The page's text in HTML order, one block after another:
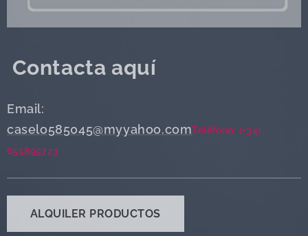
Contacta aquí
Email:
caselo585045@myyahoo.comTeléfono: (+34)
655895723
ALQUILER PRODUCTOS